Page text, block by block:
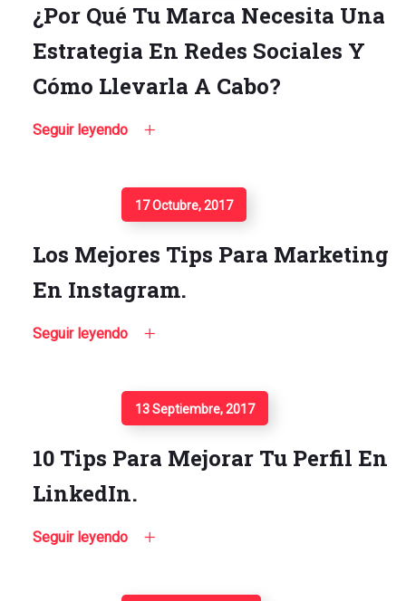
¿Por Qué Tu Marca Necesita Una
Estrategia En Redes Sociales Y
Cómo Llevarla A Cabo?
Seguir leyendo
17 Octubre, 2017
Los Mejores Tips Para Marketing
En Instagram.
Seguir leyendo
13 Septiembre, 2017
10 Tips Para Mejorar Tu Perfil En
LinkedIn.
Seguir leyendo